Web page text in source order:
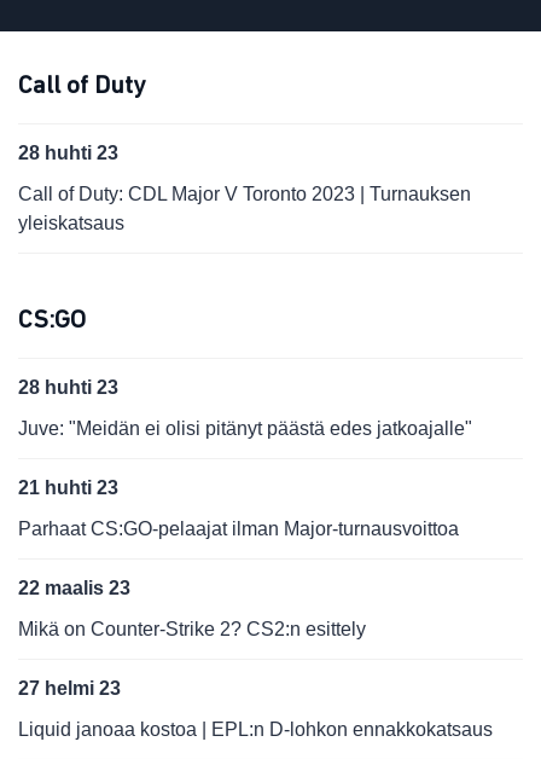
Call of Duty
28 huhti 23
Call of Duty: CDL Major V Toronto 2023 | Turnauksen
yleiskatsaus
CS:GO
28 huhti 23
Juve: "Meidän ei olisi pitänyt päästä edes jatkoajalle"
21 huhti 23
Parhaat CS:GO-pelaajat ilman Major-turnausvoittoa
22 maalis 23
Mikä on Counter-Strike 2? CS2:n esittely
27 helmi 23
Liquid janoaa kostoa | EPL:n D-lohkon ennakkokatsaus